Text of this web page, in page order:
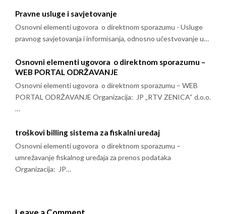
Pravne usluge i savjetovanje
Osnovni elementi ugovora o direktnom sporazumu - Usluge
pravnog savjetovanja i informisanja, odnosno učestvovanje u…
Osnovni elementi ugovora o direktnom sporazumu –
WEB PORTAL ODRŽAVANJE
Osnovni elementi ugovora o direktnom sporazumu – WEB
PORTAL ODRŽAVANJE Organizacija: JP „RTV ZENICA“ d.o.o.
…
troškovi billing sistema za fiskalni uređaj
Osnovni elementi ugovora o direktnom sporazumu –
umrežavanje fiskalnog uređaja za prenos podataka
Organizacija: JP…